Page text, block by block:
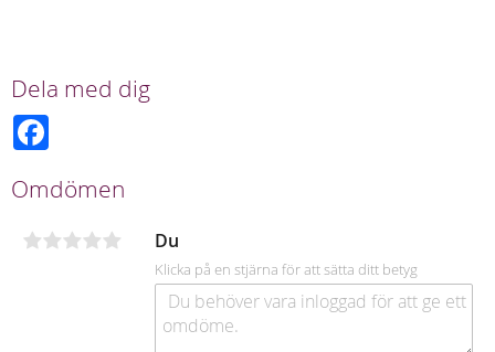
Dela med dig
b
o
k
Omdömen
Du
Klicka på en stjärna för att sätta ditt betyg